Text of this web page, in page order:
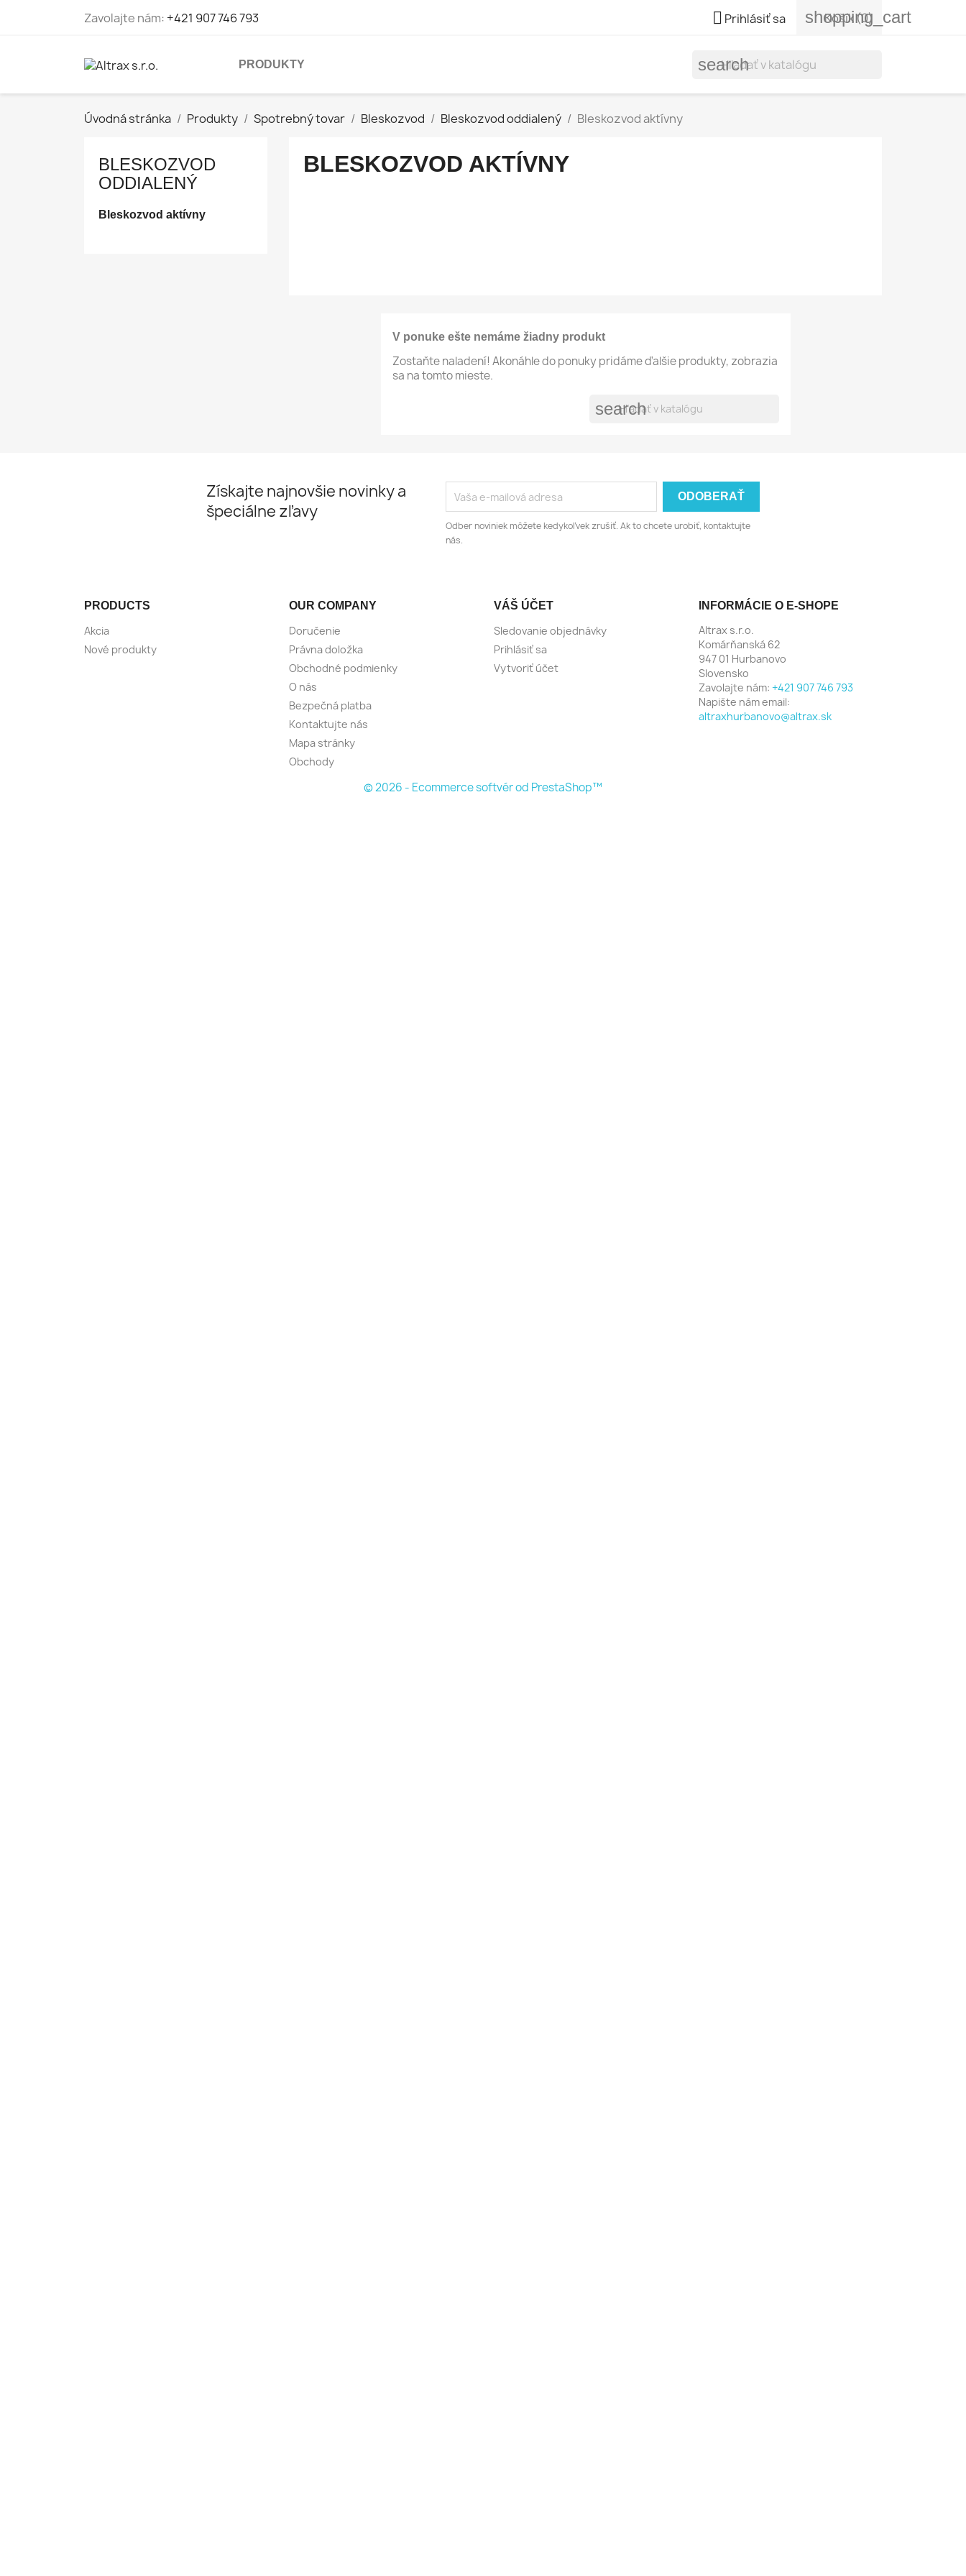
Zavolajte nám: +421 907 746 793  Prihlásiť sa shopping_cart
Košík(0)
PRODUKTY search
Úvodná stránka Produkty Spotrebný tovar Bleskozvod Bleskozvod oddialený Bleskozvod aktívny
BLESKOZVOD
ODDIALENÝ
Bleskozvod aktívny
BLESKOZVOD AKTÍVNY
V ponuke ešte nemáme žiadny produkt
Zostaňte naladení! Akonáhle do ponuky pridáme ďalšie produkty, zobrazia
sa na tomto mieste.
search
Získajte najnovšie novinky a
špeciálne zľavy
Odber noviniek môžete kedykoľvek zrušiť. Ak to chcete urobiť, kontaktujte
nás.
PRODUCTS
Akcia
Nové produkty
OUR COMPANY
Doručenie
Právna doložka
Obchodné podmienky
O nás
Bezpečná platba
Kontaktujte nás
Mapa stránky
Obchody
VÁŠ ÚČET
Sledovanie objednávky
Prihlásiť sa
Vytvoriť účet
INFORMÁCIE O E-SHOPE
Altrax s.r.o.
Komárňanská 62
947 01 Hurbanovo
Slovensko
Zavolajte nám: +421 907 746 793
Napište nám email:
altraxhurbanovo@altrax.sk
© 2026 - Ecommerce softvér od PrestaShop™